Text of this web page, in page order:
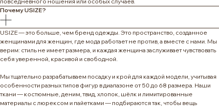
Почему USIZE?
USIZE — это больше, чем бренд одежды. Это пространство, созданное
женщинами для женщин, где мода работает не против, а вместе с нами. Мы
верим: стиль не имеет размера, и каждая женщина заслуживает чувствовать
себя уверенной, красивой и свободной.
Мы тщательно разрабатываем посадку и крой для каждой модели, учитывая
особенности разных типов фигур в диапазоне от 50 до 68 размера. Наши
ткани — костюмные, деним, твид, хлопок, шёлк и лимитированные
материалы с люрексом и пайетками — подбираются так, чтобы вещь